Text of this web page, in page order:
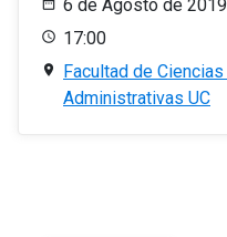
6 de Agosto de 2019
17:00
Facultad de
Administrativas UC